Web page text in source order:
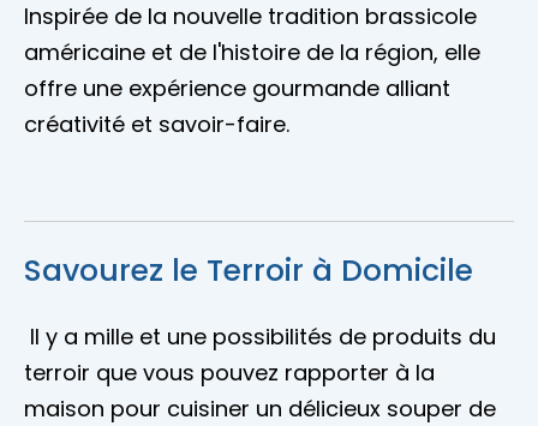
Inspirée de la nouvelle tradition brassicole
américaine et de l'histoire de la région, elle
offre une expérience gourmande alliant
créativité et savoir-faire.
Savourez le Terroir à Domicile
Il y a mille et une possibilités de produits du
terroir que vous pouvez rapporter à la
maison pour cuisiner un délicieux souper de